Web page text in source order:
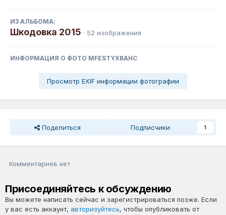
ИЗ АЛЬБОМА:
Шкодовка 2015 · 52 изображения
ИНФОРМАЦИЯ О ФОТО MFESTYXBAHC
Просмотр EXIF информации фотографии
Поделиться Подписчики 1
Комментариев нет
Присоединяйтесь к обсуждению
Вы можете написать сейчас и зарегистрироваться позже. Если
у вас есть аккаунт, авторизуйтесь, чтобы опубликовать от